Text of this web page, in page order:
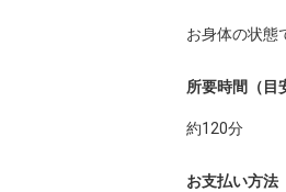
お身体の状態
所要時間（目
約120分
お支払い方法